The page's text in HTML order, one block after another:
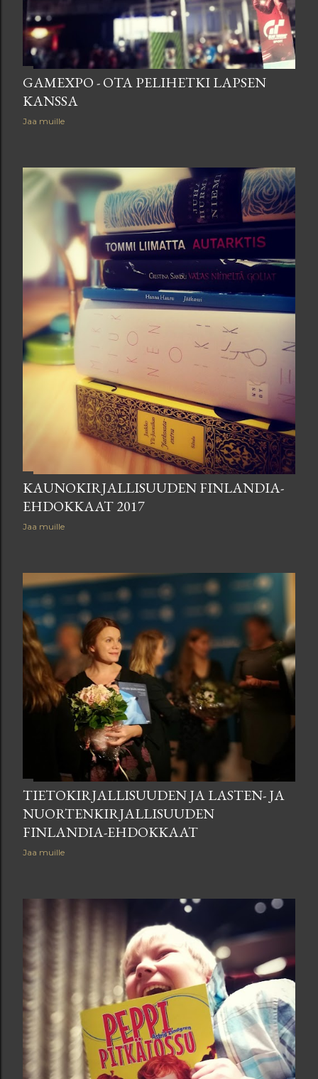
GAMEXPO - OTA PELIHETKI LAPSEN
KANSSA
Jaa muille
KAUNOKIRJALLISUUDEN FINLANDIA-
EHDOKKAAT 2017
Jaa muille
TIETOKIRJALLISUUDEN JA LASTEN- JA
NUORTENKIRJALLISUUDEN
FINLANDIA-EHDOKKAAT
Jaa muille